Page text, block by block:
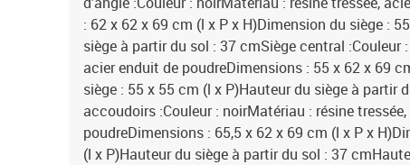
: 62 x 62 x 69 cm (l x P x H)Dimension du siège :
siège à partir du sol : 37 cmSiège central :Couleur
acier enduit de poudreDimensions : 55 x 62 x 69
siège : 55 x 55 cm (l x P)Hauteur du siège à partir
accoudoirs :Couleur : noirMatériau : résine
poudreDimensions : 65,5 x 62 x 69 cm (l x P x
(l x P)Hauteur du siège à partir du sol : 37